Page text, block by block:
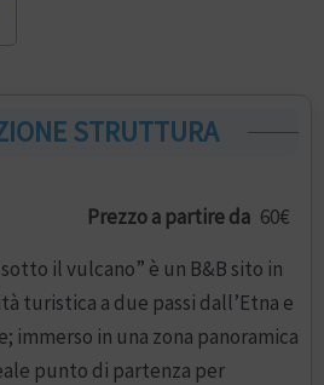
STRUTTURA
Prezzo a partire da 60€
il vulcano” è un B&B sito in
turistica a due passi dall’Etna e
immerso in una zona panoramica
punto di partenza per